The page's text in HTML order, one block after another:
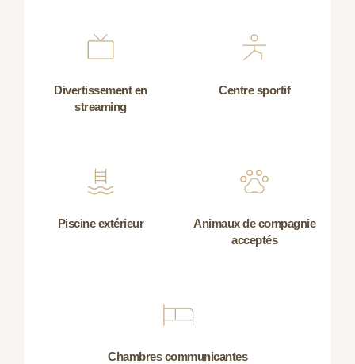
Divertissement en
streaming
Centre sportif
Piscine extérieur
Animaux de compagnie
acceptés
Chambres communicantes